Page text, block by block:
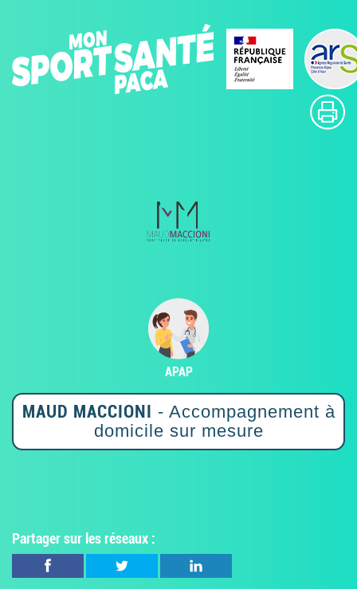
APAP
MAUD MACCIONI - Accompagnement à
domicile sur mesure
Partager sur les réseaux :